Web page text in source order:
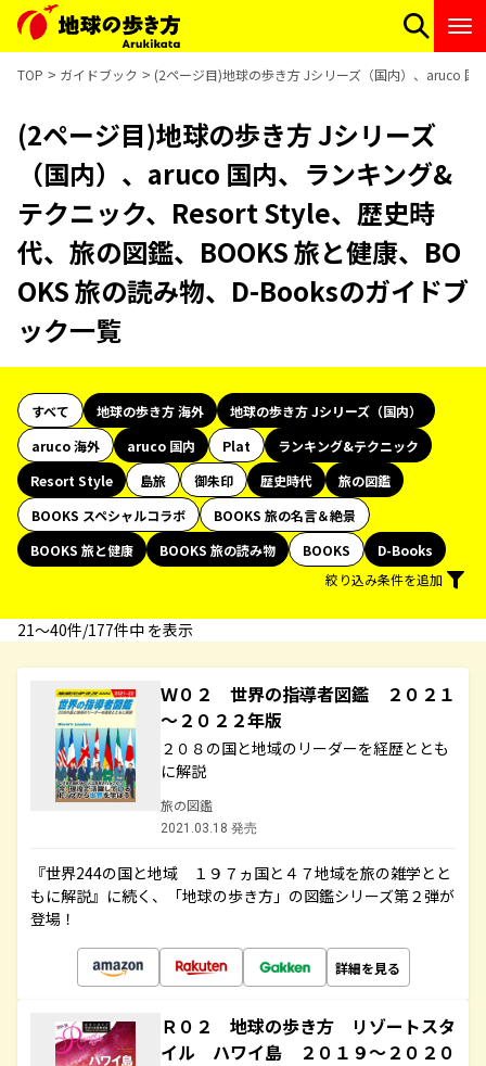
TOP ガイドブック (2ページ目)地球の歩き方 Jシリーズ（国内）、aruco
(2ページ目)地球の歩き方 Jシリーズ
（国内）、aruco 国内、ランキング&
テクニック、Resort Style、歴史時
代、旅の図鑑、BOOKS 旅と健康、BO
OKS 旅の読み物、D-Booksのガイドブ
ック一覧
すべて 地球の歩き方 海外
地球の歩き方 Jシリーズ（国内）
aruco 海外
aruco 国内 Plat
ランキング&テクニック
Resort Style
島旅 御朱印 歴史時代
旅の図鑑
BOOKS スペシャルコラボ
BOOKS 旅の名言＆絶景
BOOKS 旅と健康
BOOKS 旅の読み物 BOOKS
D-Books
絞り込み条件を追加
21〜40件/177件中 を表示
Ｗ０２ 世界の指導者図鑑 ２０２１
～２０２２年版
２０８の国と地域のリーダーを経歴ととも
に解説
旅の図鑑
2021.03.18 発売
『世界244の国と地域 １９７ヵ国と４７地域を旅の雑学とと
もに解説』に続く、「地球の歩き方」の図鑑シリーズ第２弾が
登場！
詳細を見る
Ｒ０２ 地球の歩き方 リゾートスタ
イル ハワイ島 ２０１９～２０２０